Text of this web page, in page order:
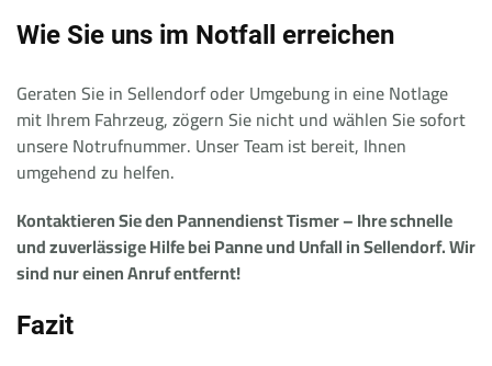
Wie Sie uns im Notfall erreichen
Geraten Sie in Sellendorf oder Umgebung in eine Notlage
mit Ihrem Fahrzeug, zögern Sie nicht und wählen Sie sofort
unsere Notrufnummer. Unser Team ist bereit, Ihnen
umgehend zu helfen.
Kontaktieren Sie den Pannendienst Tismer – Ihre schnelle
und zuverlässige Hilfe bei Panne und Unfall in Sellendorf. Wir
sind nur einen Anruf entfernt!
Fazit